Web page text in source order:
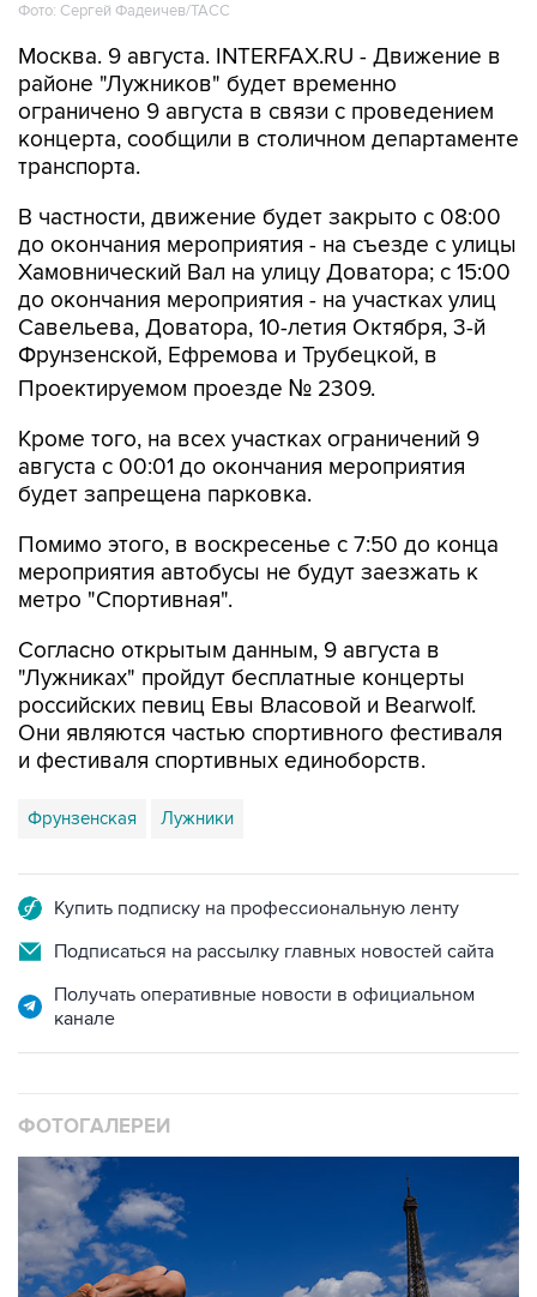
Фото: Сергей Фадеичев/ТАСС
Москва. 9 августа. INTERFAX.RU - Движение в
районе "Лужников" будет временно
ограничено 9 августа в связи с проведением
концерта, сообщили в столичном департаменте
транспорта.
В частности, движение будет закрыто с 08:00
до окончания мероприятия - на съезде с улицы
Хамовнический Вал на улицу Доватора; с 15:00
до окончания мероприятия - на участках улиц
Савельева, Доватора, 10-летия Октября, 3-й
Фрунзенской, Ефремова и Трубецкой, в
Проектируемом проезде № 2309.
Кроме того, на всех участках ограничений 9
августа с 00:01 до окончания мероприятия
будет запрещена парковка.
Помимо этого, в воскресенье с 7:50 до конца
мероприятия автобусы не будут заезжать к
метро "Спортивная".
Согласно открытым данным, 9 августа в
"Лужниках" пройдут бесплатные концерты
российских певиц Евы Власовой и Bearwolf.
Они являются частью спортивного фестиваля
и фестиваля спортивных единоборств.
Фрунзенская Лужники
Купить подписку на профессиональную ленту
Подписаться на рассылку главных новостей сайта
Получать оперативные новости в официальном
канале
ФОТОГАЛЕРЕИ